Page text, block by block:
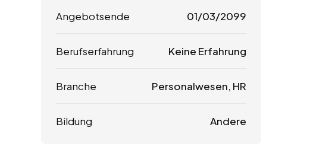
Angebotsende 01/03/2099
Berufserfahrung Keine Erfahrung
Branche Personalwesen, HR
Bildung Andere